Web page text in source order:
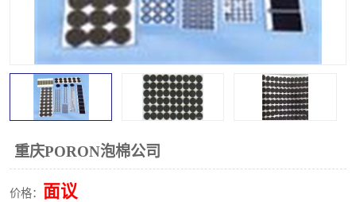
重庆PORON泡棉公司
价格： 面议